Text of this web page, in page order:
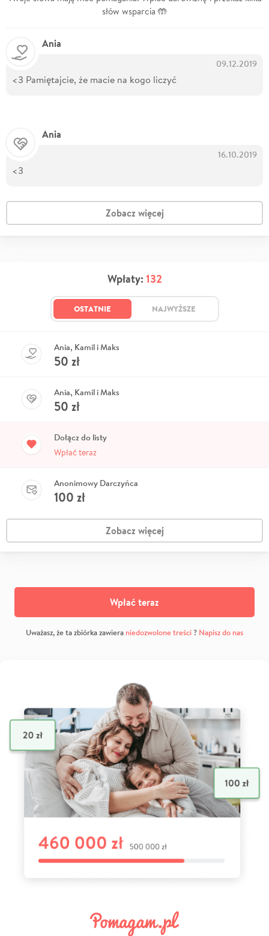
słów wsparcia 🤲
Ania
09.12.2019
<3 Pamiętajcie, że macie na kogo liczyć
Ania
16.10.2019
<3
Zobacz więcej
Wpłaty: 132
OSTATNIE NAJWYŻSZE
Ania, Kamil i Maks
50 zł
Ania, Kamil i Maks
50 zł
Dołącz do listy
Wpłać teraz
Anonimowy Darczyńca
100 zł
Zobacz więcej
Wpłać teraz
Uważasz, że ta zbiórka zawiera niedozwolone treści? Napisz do nas